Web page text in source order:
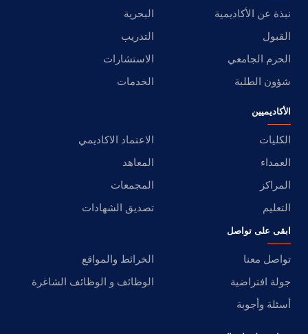
نبذة عن الأكاديمية
البحرية
القبول
التدريب
الحرم الجامعي
الاستشارات
شؤون الطلبة
الخدمات
الأكاديميين
الكليات
الاعتماد الاكاديمي
العمداء
المعاهد
المراكز
المجمعات
التعليم
تصديق الشهادات
ابقى على تواصل
تواصل معنا
الخرائط والمواقع
جولة افتراضية
الوظائف و الوظائف الشاغرة
أسئلة وأجوبة